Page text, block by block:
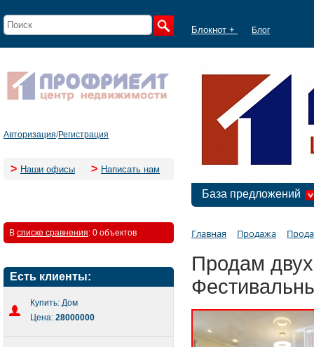
Блокнот + Блог
Авторизация/Регистрация
> Наши офисы > Написать нам
База предложений
В списке сравнения: 0 объектов
Есть клиенты:
Купить: Дом
Цена: 28000000
Главная Продажа
Продам